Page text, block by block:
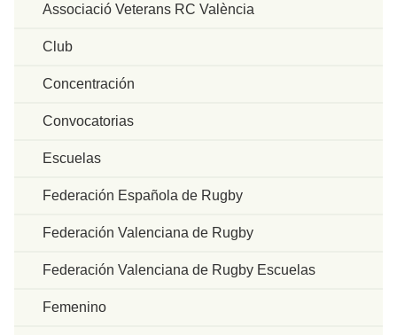
Associació Veterans RC València
Club
Concentración
Convocatorias
Escuelas
Federación Española de Rugby
Federación Valenciana de Rugby
Federación Valenciana de Rugby Escuelas
Femenino